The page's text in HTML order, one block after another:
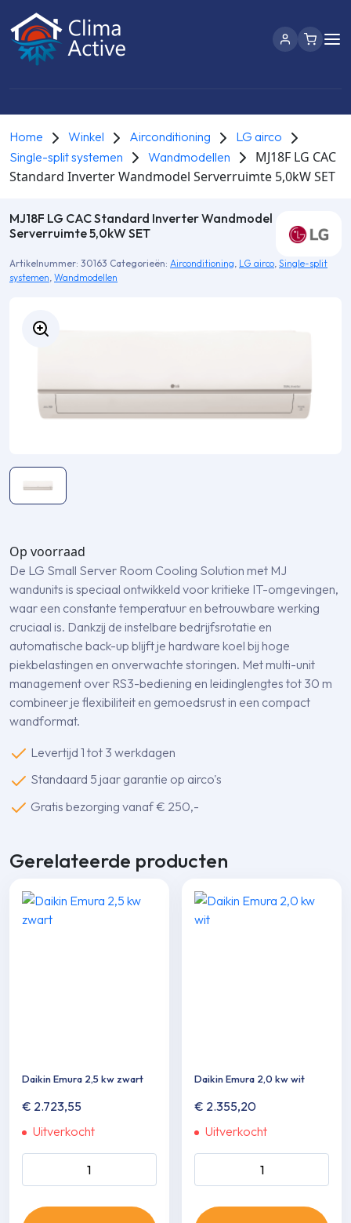
Home Winkel Airconditioning
LG airco
Single-split systemen
Wandmodellen
MJ18F LG CAC
Standard Inverter Wandmodel Serverruimte 5,0kW SET
MJ18F LG CAC Standard Inverter Wandmodel
Serverruimte 5,0kW SET
Artikelnummer: 30163 Categorieën: Airconditioning, LG airco, Single-split
systemen, Wandmodellen
Op voorraad
De LG Small Server Room Cooling Solution met MJ
wandunits is speciaal ontwikkeld voor kritieke IT-omgevingen,
waar een constante temperatuur en betrouwbare werking
cruciaal is. Dankzij de instelbare bedrijfsrotatie en
automatische back-up blijft je hardware koel bij hoge
piekbelastingen en onverwachte storingen. Met multi-unit
management over RS3-bediening en leidinglengtes tot 30 m
combineer je flexibiliteit en gemoedsrust in een compact
wandformat.
Levertijd 1 tot 3 werkdagen
Standaard 5 jaar garantie op airco's
Gratis bezorging vanaf € 250,-
Gerelateerde producten
Daikin Emura 2,5 kw zwart
€ 2.723,55
Uitverkocht
Daikin Emura 2,0 kw wit
€ 2.355,20
Uitverkocht